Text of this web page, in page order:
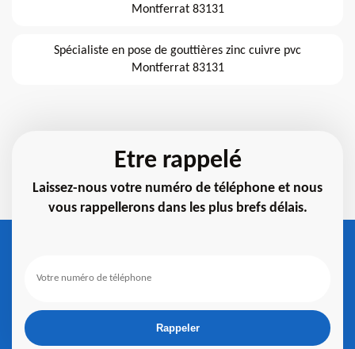
Montferrat 83131
Spécialiste en pose de gouttières zinc cuivre pvc
Montferrat 83131
Etre rappelé
Laissez-nous votre numéro de téléphone et nous
vous rappellerons dans les plus brefs délais.